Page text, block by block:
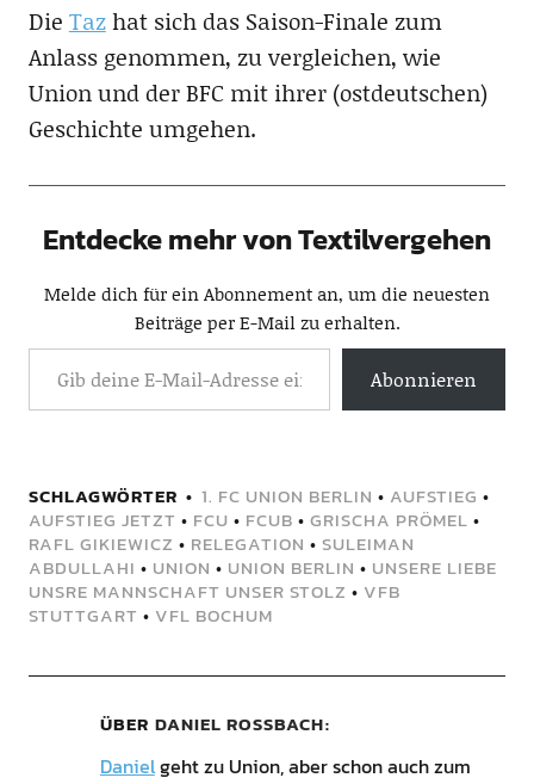
Die Tazhat sich das Saison-Finale zum
Anlass genommen, zu vergleichen, wie
Union und der BFC mit ihrer (ostdeutschen)
Geschichte umgehen.
Entdecke mehr von Textilvergehen
Melde dich für ein Abonnement an, um die neuesten
Beiträge per E-Mail zu erhalten.
Abonnieren
SCHLAGWÖRTER 1. FC UNION BERLIN • AUFSTIEG •
AUFSTIEG JETZT • FCU • FCUB • GRISCHA PRÖMEL •
RAFL GIKIEWICZ • RELEGATION • SULEIMAN
ABDULLAHI • UNION • UNION BERLIN • UNSERE LIEBE
UNSRE MANNSCHAFT UNSER STOLZ • VFB
STUTTGART • VFL BOCHUM
ÜBER DANIEL ROSSBACH
Danielgeht zu Union, aber schon auch zum